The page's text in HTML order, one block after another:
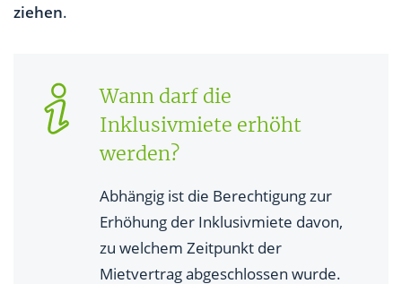
ziehen.
Wann darf die
Inklusivmiete erhöht
werden?
Abhängig ist die Berechtigung zur
Erhöhung der Inklusivmiete davon,
zu welchem Zeitpunkt der
Mietvertrag abgeschlossen wurde.